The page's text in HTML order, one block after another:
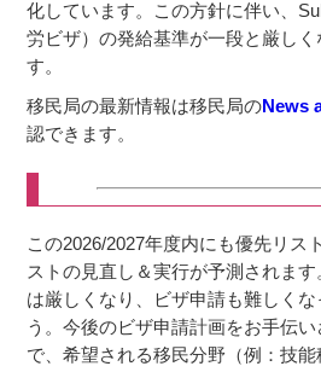
化しています。この方針に伴い、
労ビザ）の発給基準が一段と厳し
す。
移民局の最新情報は移民局のNews
認できます。
この2026/2027年度内にも優先リス
ストの見直し＆実行が予測されま
は厳しくなり、ビザ申請も難しくな
う。今後のビザ申請計画をお手伝
で、希望される移民分野（例：技